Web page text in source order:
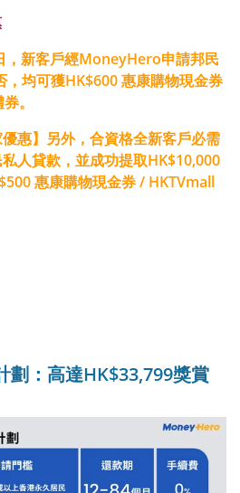
，新客戶經MoneyHero申請邦民
，均可獲HK$600 惠康購物現金券
。
惠】另外，合資格全新客戶必需
人貸款，並成功提取HK$10,000
惠康購物現金券 / HKTVmall
劃：高達HK$33,799獎賞